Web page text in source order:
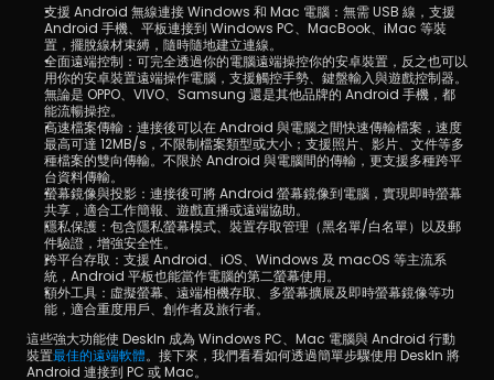
支援 Android 無線連接 Windows 和 Mac 電腦：無需 USB 線，支援
Android 手機、平板連接到 Windows PC、MacBook、iMac 等裝
置，擺脫線材束縛，隨時隨地建立連線。
全面遠端控制：可完全透過你的電腦遠端操控你的安卓裝置，反之也可以
用你的安卓裝置遠端操作電腦，支援觸控手勢、鍵盤輸入與遊戲控制器。
無論是 OPPO、VIVO、Samsung 還是其他品牌的 Android 手機，都
能流暢操控。
高速檔案傳輸：連接後可以在 Android 與電腦之間快速傳輸檔案，速度
最高可達 12MB/s，不限制檔案類型或大小；支援照片、影片、文件等多
種檔案的雙向傳輸。不限於 Android 與電腦間的傳輸，更支援多種跨平
台資料傳輸。
螢幕鏡像與投影：連接後可將 Android 螢幕鏡像到電腦，實現即時螢幕
共享，適合工作簡報、遊戲直播或遠端協助。
隱私保護：包含隱私螢幕模式、裝置存取管理（黑名單/白名單）以及郵
件驗證，增強安全性。
跨平台存取：支援 Android、iOS、Windows 及 macOS 等主流系
統，Android 平板也能當作電腦的第二螢幕使用。
額外工具：虛擬螢幕、遠端相機存取、多螢幕擴展及即時螢幕鏡像等功
能，適合重度用戶、創作者及旅行者。
這些強大功能使 DeskIn 成為 Windows PC、Mac 電腦與 Android 行動
裝置最佳的遠端軟體。接下來，我們看看如何透過簡單步驟使用 DeskIn 將
Android 連接到 PC 或 Mac。